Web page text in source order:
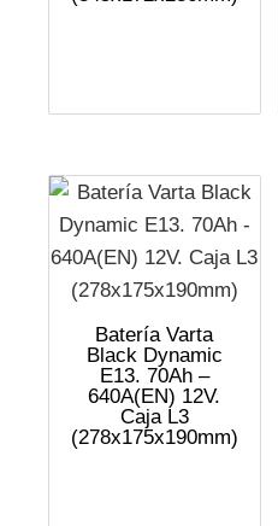
Batería Varta
Black Dynamic
E13. 70Ah –
640A(EN) 12V.
Caja L3
(278x175x190mm)